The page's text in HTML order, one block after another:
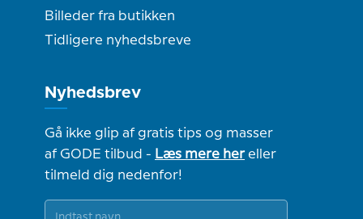
Billeder fra butikken
Tidligere nyhedsbreve
Nyhedsbrev
Gå ikke glip af gratis tips og masser
af GODE tilbud - Læs mere hereller
tilmeld dig nedenfor!